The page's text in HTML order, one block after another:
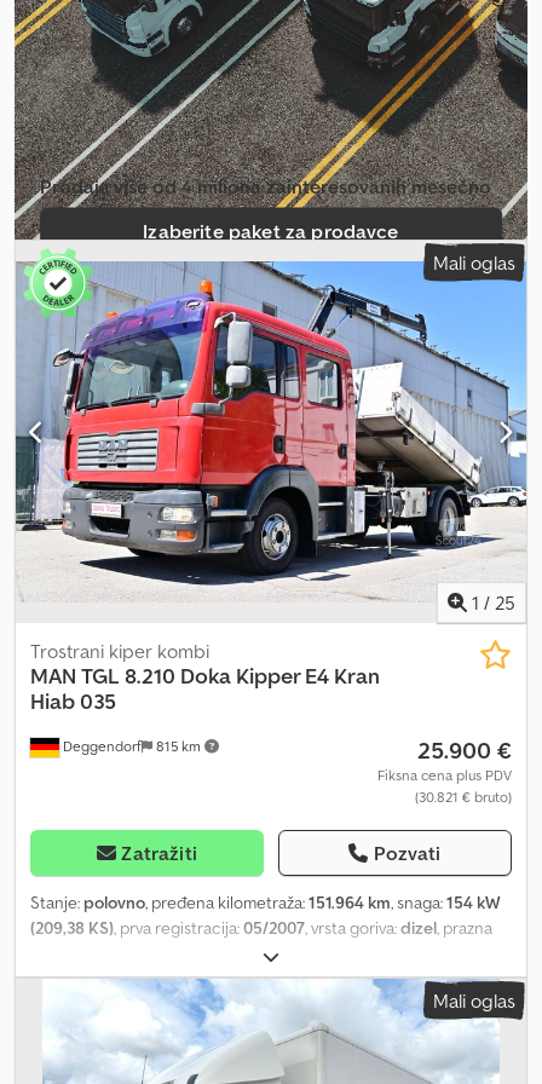
vučna spojnica prikolice
, MAN TGL 8.190 4×2 / kabina za spavanje
/ 80 hiljada km!!! / 2022 / komplet Godina proizvodnje: 2022
Kilometraža: 80.000 km Tehnički podaci: Dozvoljena ukupna masa:
7.490 kg Ukupna masa sa prikolicom: 17.976 kg Euro 6 standard
Snaga: 190 KS 4×2 pogon Zadnja pneumatska suspenzija
Diferencijalna blokada Vučna kuka Nosač za rezervni točak
Nadgradnja: klizna cerada Uključuje troosovinsku prikolicu. Kabina
za spavanje Manuelni menjač Klizni krov Tempomat Dcedpfx Aozrf
Iujqlok Klima uređaj Tahograf Vozilo kupljeno i servisirano u MAN
salonu vozila. 100% bez sudara, kompletna dokumentacija, jedan
vlasnik Tehničko i vizuelno stanje je odlično.
Prodaja više od 4 miliona zainteresovanih mesečno
Izaberite paket za prodavce
Kreiraj pojedinačni oglas
Mali oglas
1 / 25
Deggendorf 815 km
Trostrani kiper kombi
MAN TGL 8.210 Doka Kipper E4 Kran
Hiab 035
25.900 €
Fiksna cena plus PDV
(30.821 € bruto)
Zatražiti Pozvati
Stanje: polovno, pređena kilometraža:151.964 km, snaga:154 kW
(209,38 KS), prva registracija:05/2007, vrsta goriva:dizel, prazna
, maksimalna nosivost:
težina:7.490 kg, konfiguracija osovina:4x2, međuosovinsko
rastojanje:
4.500 mm, sledeća inspekcija (TÜV): 12/2026 , kočnice:
kočenje motorom , boja:crvena, kabina vozača: ostalo, tip
prenosa:
automatski, emisioni razred: , suspencija:čelik
Mali oglas